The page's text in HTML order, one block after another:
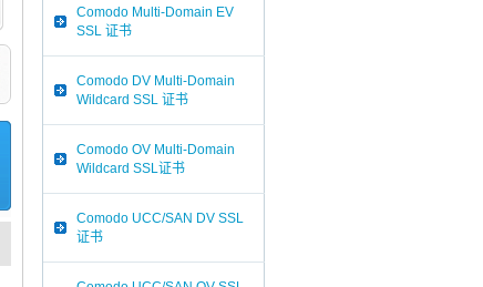
Comodo Multi-Domain EV
SSL 证书
Comodo DV Multi-Domain
Wildcard SSL 证书
Comodo OV Multi-Domain
Wildcard SSL证书
Comodo UCC/SAN DV SSL
证书